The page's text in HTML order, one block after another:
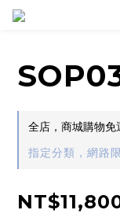
全店，商城購物免
指定分類，網路